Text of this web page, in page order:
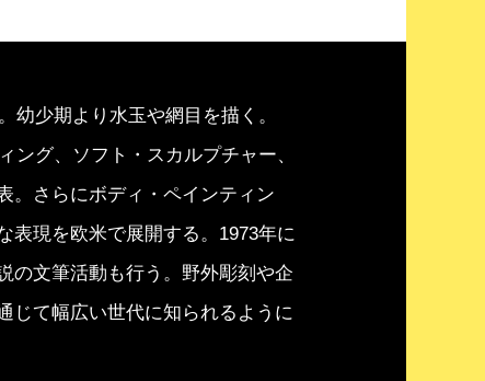
幼少期より水玉や網目を描く。
ング、ソフト・スカルプチャー、
。さらにボディ・ペインティン
表現を欧米で展開する。1973年に
の文筆活動も行う。野外彫刻や企
じて幅広い世代に知られるように